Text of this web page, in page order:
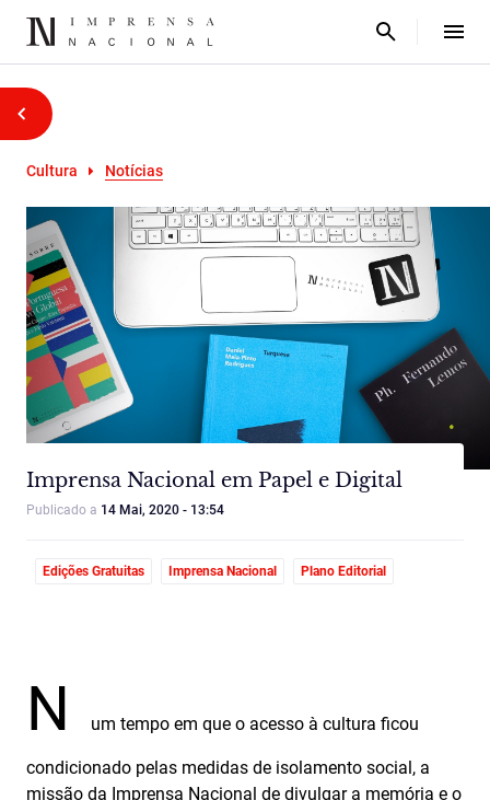
Cultura Notícias
Imprensa Nacional em Papel e Digital
Publicado a 14 Mai, 2020 - 13:54
Edições Gratuitas Imprensa Nacional Plano Editorial
N um tempo em que o acesso à cultura ficou
condicionado pelas medidas de isolamento social, a
missão da Imprensa Nacional de divulgar a memória e o